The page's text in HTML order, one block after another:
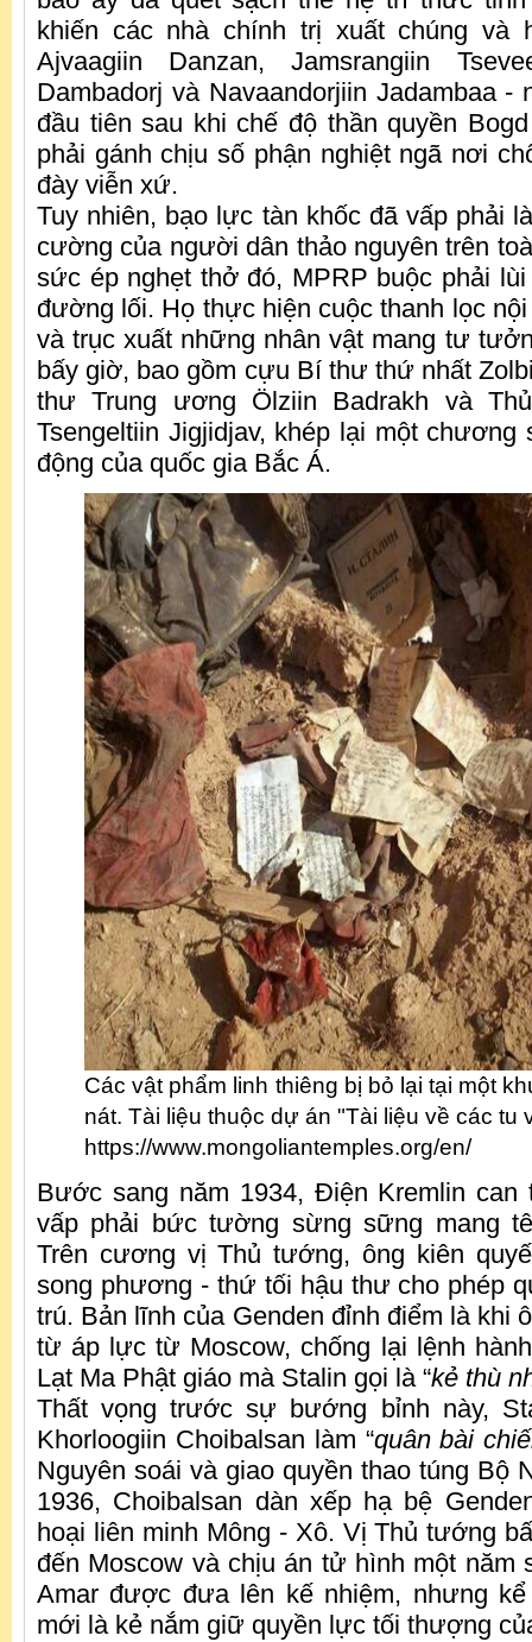
khiến các nhà chính trị xuất chúng và
Ajvaagiin Danzan, Jamsrangiin
Dambadorj và Navaandorjiin Jadambaa -
đầu tiên sau khi chế độ thần quyền
phải gánh chịu số phận nghiệt ngã nơi
đày viễn xứ.
Tuy nhiên, bạo lực tàn khốc đã vấp phải
cường của người dân thảo nguyên trên
sức ép nghẹt thở đó, MPRP buộc phải
đường lối. Họ thực hiện cuộc thanh lọc
và trục xuất những nhân vật mang tư
bấy giờ, bao gồm cựu Bí thư thứ nhất
thư Trung ương Ölziin Badrakh và
Tsengeltiin Jigjidjav, khép lại một chương
động của quốc gia Bắc Á.
Các vật phẩm linh thiêng bị bỏ lại tại một
nát. Tài liệu thuộc dự án "Tài liệu về các tu
https://www.mongoliantemples.org/en/
Bước sang năm 1934, Điện Kremlin can
vấp phải bức tường sừng sững mang
Trên cương vị Thủ tướng, ông kiên
song phương - thứ tối hậu thư cho phép
trú. Bản lĩnh của Genden đỉnh điểm là khi
từ áp lực từ Moscow, chống lại lệnh
Lạt Ma Phật giáo mà Stalin gọi là “kẻ thù
Thất vọng trước sự bướng bỉnh này,
Khorloogiin Choibalsan làm “quân bài
Nguyên soái và giao quyền thao túng Bộ
1936, Choibalsan dàn xếp hạ bệ
hoại liên minh Mông - Xô. Vị Thủ tướng
đến Moscow và chịu án tử hình một năm
Amar được đưa lên kế nhiệm, nhưng
mới là kẻ nắm giữ quyền lực tối thượng